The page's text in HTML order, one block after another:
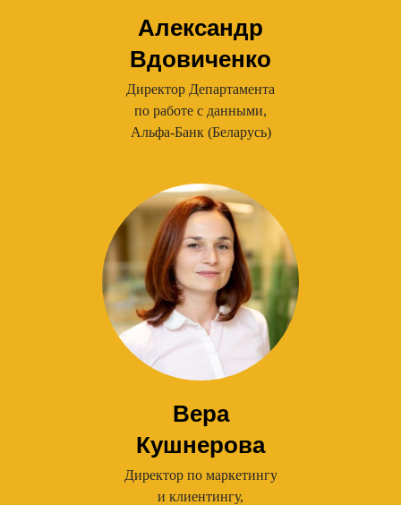
Александр
Вдовиченко
Директор Департамента
по работе с данными,
Альфа-Банк (Беларусь)
Вера
Кушнерова
Директор по маркетингу
и клиентингу,